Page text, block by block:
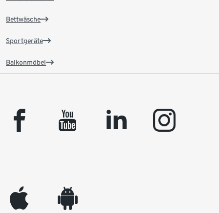
Bettwäsche
Sportgeräte
Balkonmöbel
facebook youtube linkedin instagram
appleinc android